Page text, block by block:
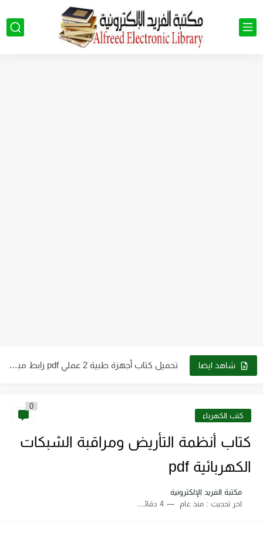
شاهد ايضا تحميل كتاب أجهزة طبية 2 عملي pdf رابط مباشر
تحميل كتاب الترموديناميك pdf للدكتور. عقيل سلوم مجانا كتب الكهرباء
0
كتاب أنظمة التأريض ومراقبة الشبكات
الكهربائية pdf
مكتبة الفريد الإلكترونية
اخر تحديث :منذ عام 4 دقائق للقراءة